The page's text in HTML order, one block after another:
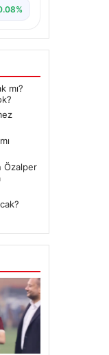
mı?
Özalper